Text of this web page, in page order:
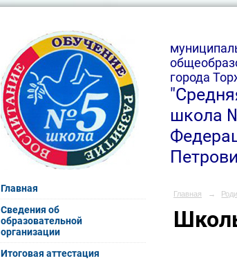
Главная
Сведения об
образовательной
организации
Итоговая аттестация
м
города
школа
Главная →